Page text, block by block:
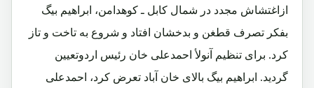
ازاغتشاش مجدد در شمال کابل ـ کوهدامن، ابراهیم بیگ
بفکر تصرف قطغن و بدخشان افتاد و شروع به تاخت و تاز
کرد. برای تنظیم آنولأ احمدعلی خان رئیس اردوتعیین
گردید. ابراهیم بیگ بالای خان آباد تعرض کرد، احمدعلی